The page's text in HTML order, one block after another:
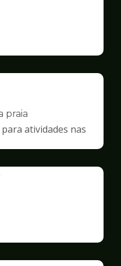
praia
atividades nas